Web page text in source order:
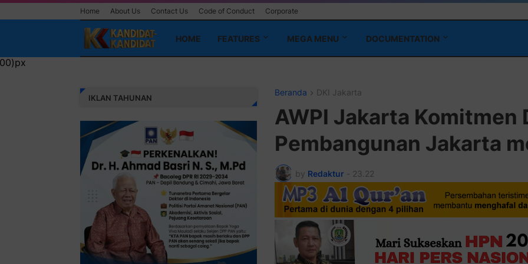
Home About Us Contact Us Code of Conduct Corporate
HOME FEATURES MEGA MENU DOCUMENTATION
Beranda DKI Jakarta
AWPI Jakarta Komitmen
Pembangunan Jakarta
by Redaktur - 23.22
IKLAN TAHUNAN